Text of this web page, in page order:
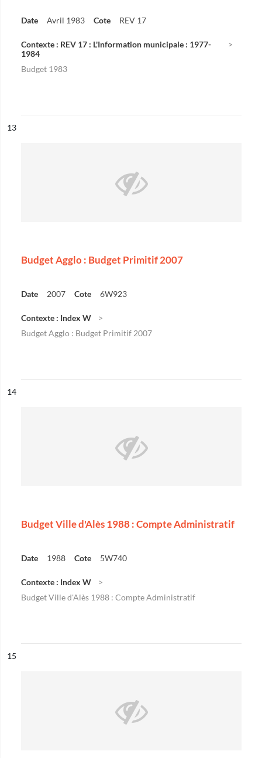
Date Avril 1983 Cote REV 17
Contexte : REV 17 : L'Information municipale : 1977-
1984
Budget 1983
n°
13
Budget Agglo : Budget Primitif 2007
Date 2007 Cote 6W923
Contexte : Index W
Budget Agglo : Budget Primitif 2007
n°
14
Budget Ville d'Alès 1988 : Compte Administratif
Date 1988 Cote 5W740
Contexte : Index W
Budget Ville d'Alès 1988 : Compte Administratif
n°
15